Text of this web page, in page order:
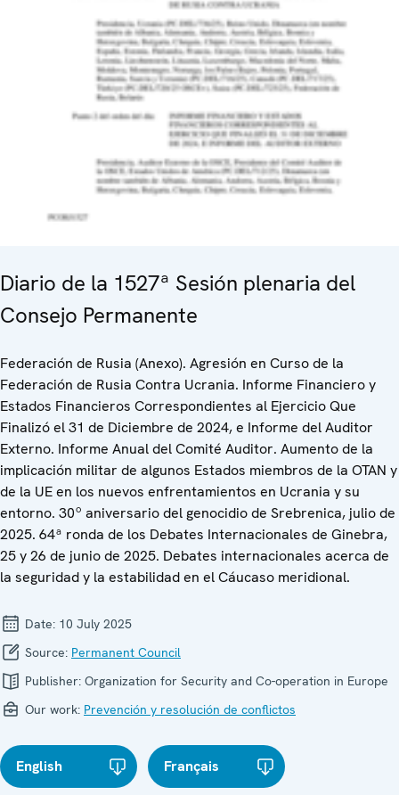
Diario de la 1527ª Sesión plenaria del
Consejo Permanente
Federación de Rusia (Anexo). Agresión en Curso de la
Federación de Rusia Contra Ucrania. Informe Financiero y
Estados Financieros Correspondientes al Ejercicio Que
Finalizó el 31 de Diciembre de 2024, e Informe del Auditor
Externo. Informe Anual del Comité Auditor. Aumento de la
implicación militar de algunos Estados miembros de la OTAN y
de la UE en los nuevos enfrentamientos en Ucrania y su
entorno. 30º aniversario del genocidio de Srebrenica, julio de
2025. 64ª ronda de los Debates Internacionales de Ginebra,
25 y 26 de junio de 2025. Debates internacionales acerca de
la seguridad y la estabilidad en el Cáucaso meridional.
Date: 10 July 2025
Source: Permanent Council
Publisher: Organization for Security and Co-operation in Europe
Our work: Prevención y resolución de conflictos
English Français